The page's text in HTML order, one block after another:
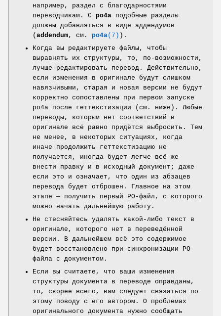
например, раздел с благодарностями
переводчикам. С po4a подобные разделы
должны добавляться в виде аддендумов
(addendum, см. po4a(7) ).
Когда вы редактируете файлы, чтобы
выравнять их структуры, то, по-возможности,
лучше редактировать перевод. Действительно,
если изменения в оригинале будут слишком
навязчивыми, старая и новая версии не будут
корректно сопоставлены при первом запуске
po4a после геттекстизации (см. ниже). Любые
переводы, которым нет соответствий в
оригинале всё равно придётся выбросить. Тем
не менее, в некоторых ситуациях, когда
иначе продолжить геттекстизацию не
получается, иногда будет легче всё же
внести правку и в исходный документ; даже
если это и означает, что один из абзацев
перевода будет отброшен. Главное на этом
этапе — получить первый PO-файл, с которого
можно начать дальнейшую работу.
Не стесняйтесь удалять какой-либо текст в
оригинале, которого нет в переведённой
версии. В дальнейшем всё это содержимое
будет восстановлено при синхронизации PO-
файла с документом.
Если вы считаете, что ваши изменения
структуры документа в переводе оправданы,
то, скорее всего, вам следует связаться по
этому поводу с его автором. О проблемах
оригинального документа нужно сообщать